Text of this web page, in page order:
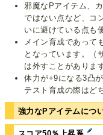
邪魔なPアイテム、
ではない点など、コ
いに避けている点も
メイン育成であって
となっています。（
は外すことがありま
体力が+9になる3凸
テスト育成の際はど
強力なPアイテムにつ